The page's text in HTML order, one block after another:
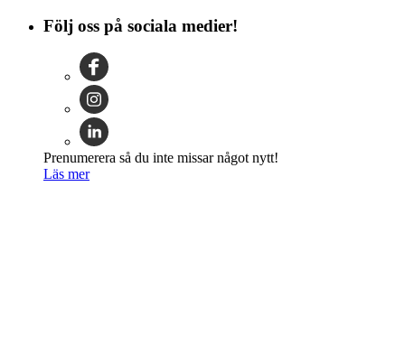
Följ oss på sociala medier!
Prenumerera så du inte missar något nytt!
Läs mer